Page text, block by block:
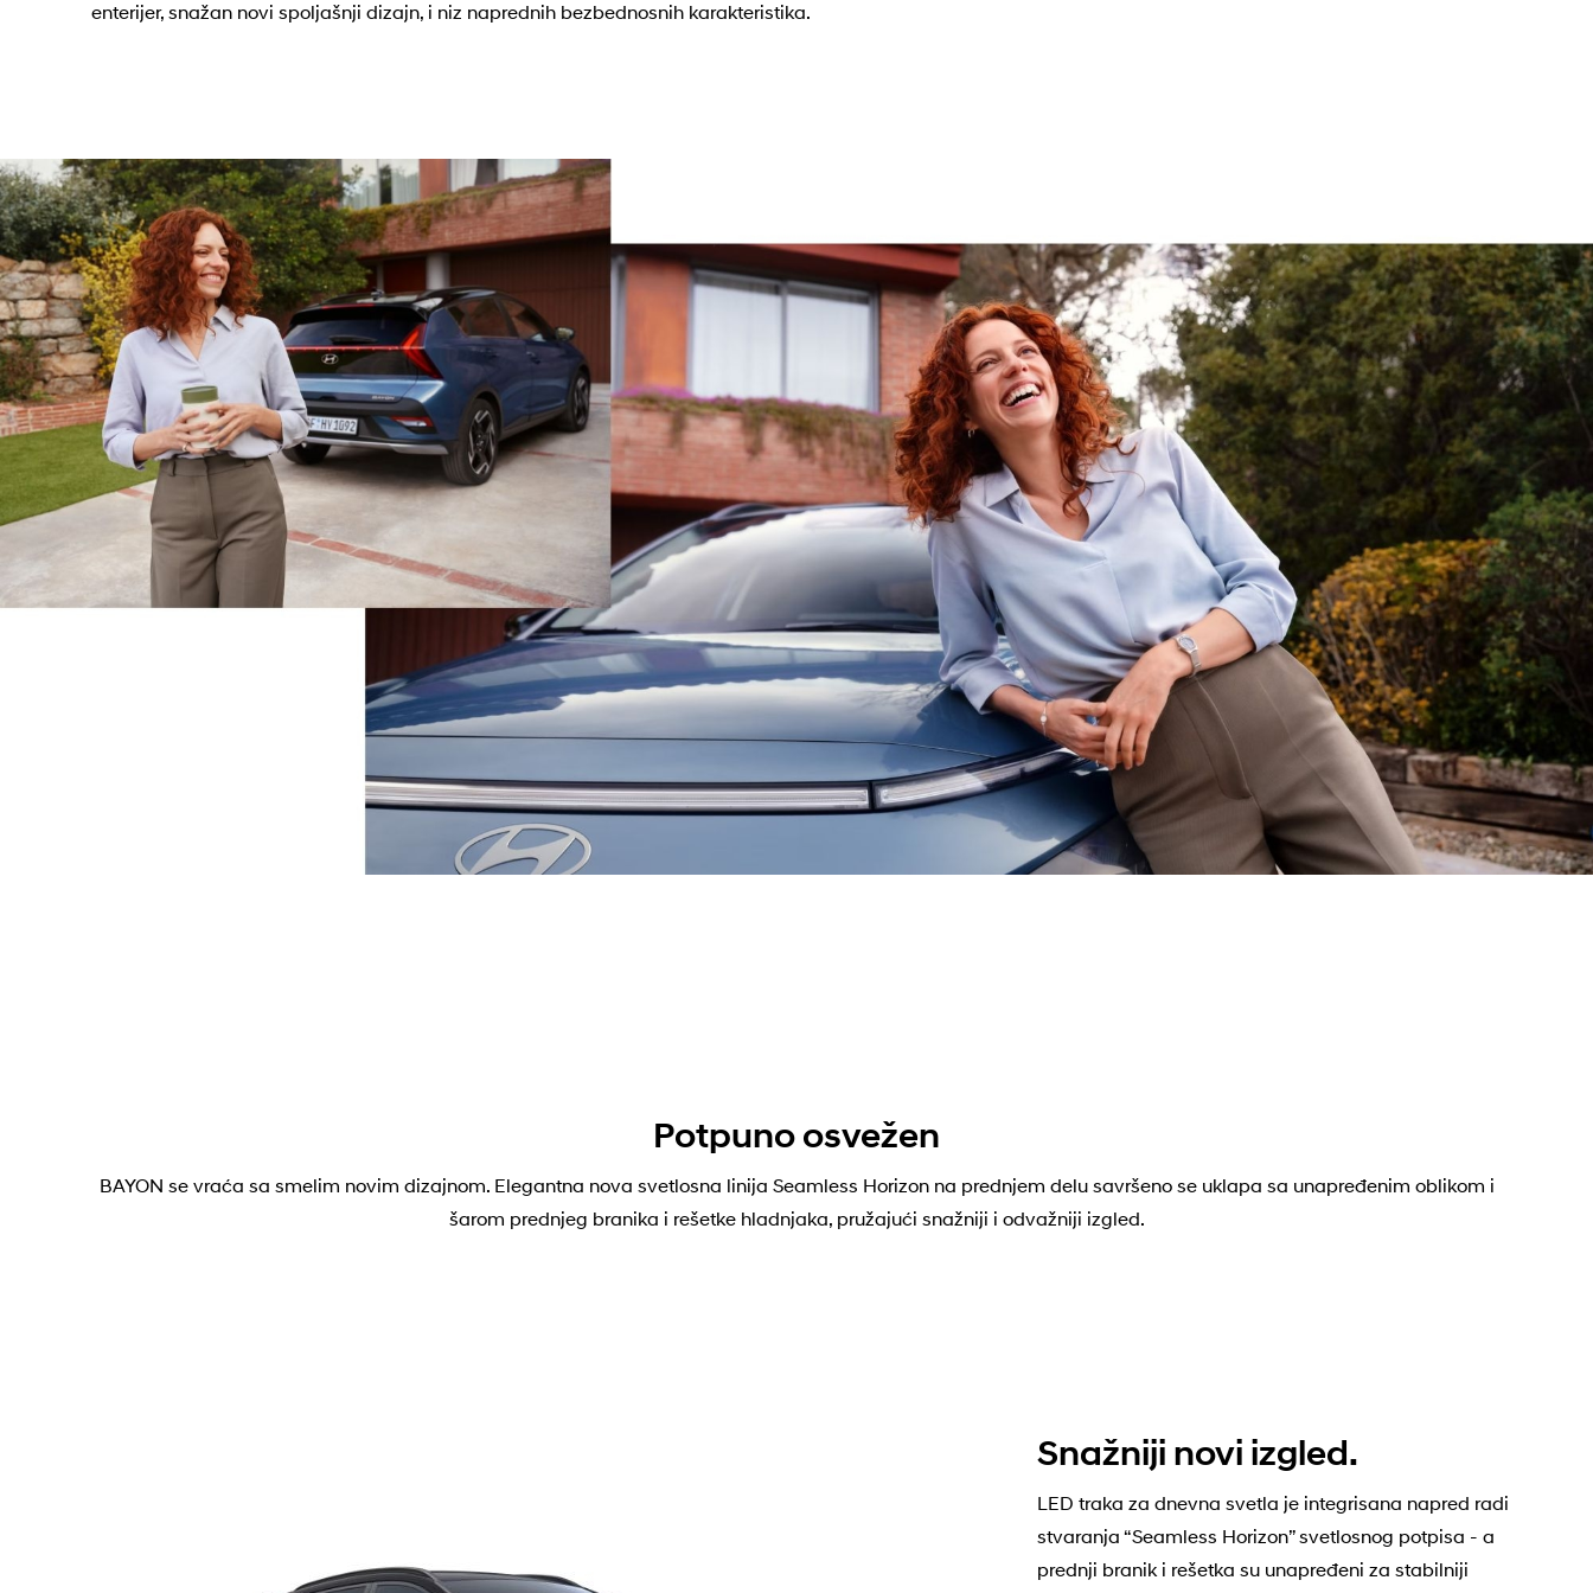
enterijer, snažan novi spoljašnji dizajn, i niz naprednih bezbednosnih karakteristika.
Potpuno osvežen
BAYON se vraća sa smelim novim dizajnom. Elegantna nova svetlosna linija Seamless Horizon na prednjem delu savršeno se uklapa sa unapređenim oblikom i
šarom prednjeg branika i rešetke hladnjaka, pružajući snažniji i odvažniji izgled.
Snažniji novi izgled.
LED traka za dnevna svetla je integrisana napred radi
stvaranja “Seamless Horizon” svetlosnog potpisa - a
prednji branik i rešetka su unapređeni za stabilniji